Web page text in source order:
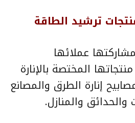
ترشيد الطاقة
عملائها
المختصة بالإنارة
إنارة الطرق والمصانع
والحدائق والمنازل.